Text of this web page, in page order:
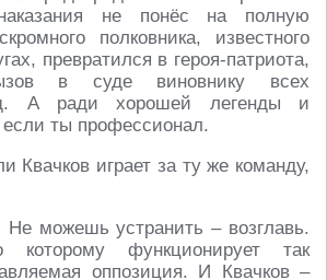
не понёс на полную
полковника, известного
превратился в героя-патриота,
в суде виновнику всех
А ради хорошей легенды и
ты профессионал.
Квачков играет за ту же команду,
Не можешь устранить – возглавь.
функционирует так
оппозиция. И Квачков –